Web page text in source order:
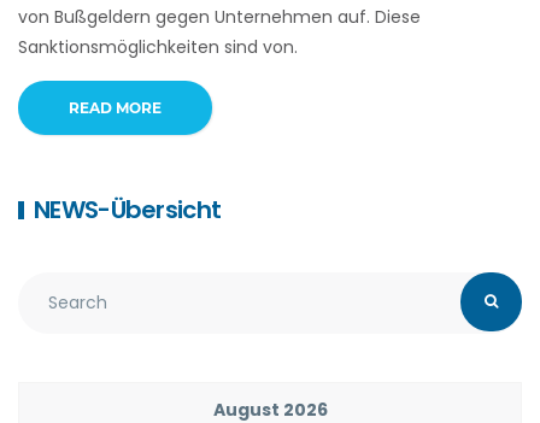
von Bußgeldern gegen Unternehmen auf. Diese
Sanktionsmöglichkeiten sind von.
READ MORE
NEWS-Übersicht
August 2026